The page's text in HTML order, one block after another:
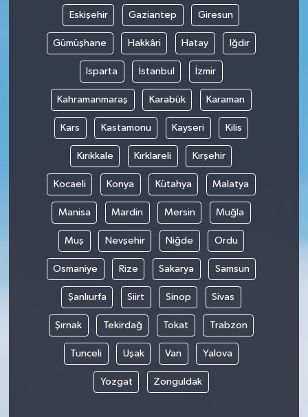
Eskişehir Gaziantep Giresun
Gümüşhane Hakkâri Hatay Iğdır
Isparta İstanbul İzmir
Kahramanmaraş Karabük Karaman
Kars Kastamonu Kayseri Kilis
Kırıkkale Kırklareli Kırşehir
Kocaeli Konya Kütahya Malatya
Manisa Mardin Mersin Muğla
Muş Nevşehir Niğde Ordu
Osmaniye Rize Sakarya Samsun
Şanlıurfa Siirt Sinop Sivas
Şırnak Tekirdağ Tokat Trabzon
Tunceli Uşak Van Yalova
Yozgat Zonguldak